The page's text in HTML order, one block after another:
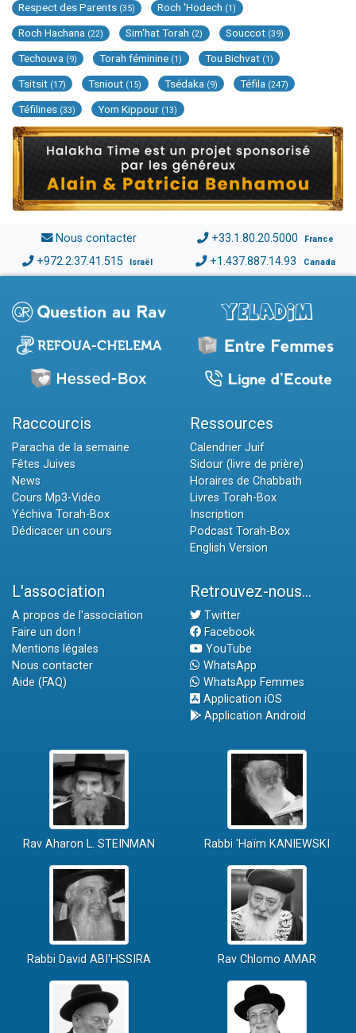
Respect des Parents (35) Roch 'Hodech (1)
Roch Hachana (22) Sim'hat Torah (2) Souccot (39)
Techouva (9) Torah féminine (1) Tou Bichvat (1)
Tsitsit (17) Tsniout (15) Tsédaka (9) Téfila (247)
Téfilines (33) Yom Kippour (13)
Nous contacter +33.1.80.20.5000 France
+972.2.37.41.515 Israël +1.437.887.14.93 Canada
Raccourcis
Paracha de la semaine
Fêtes Juives
News
Cours Mp3-Vidéo
Yéchiva Torah-Box
Dédicacer un cours
Ressources
Calendrier Juif
Sidour (livre de prière)
Horaires de Chabbath
Livres Torah-Box
Inscription
Podcast Torah-Box
English Version
L'association
A propos de l'association
Faire un don !
Mentions légales
Nous contacter
Aide (FAQ)
Retrouvez-nous...
Twitter
Facebook
YouTube
WhatsApp
WhatsApp Femmes
Application iOS
Application Android
Rav Aharon L. STEINMAN Rabbi 'Haïm KANIEWSKI
Rabbi David ABI'HSSIRA Rav Chlomo AMAR